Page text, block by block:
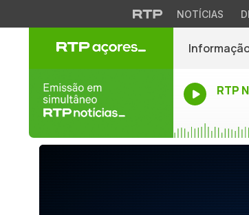
NOTÍCIAS
RTP